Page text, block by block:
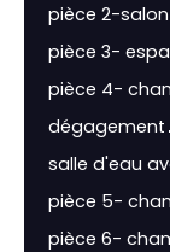
pièce 2-
pièce 3-
pièce 4-
dégagement
salle d'eau
pièce 5-
pièce 6-